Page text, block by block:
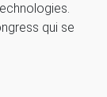
qui se